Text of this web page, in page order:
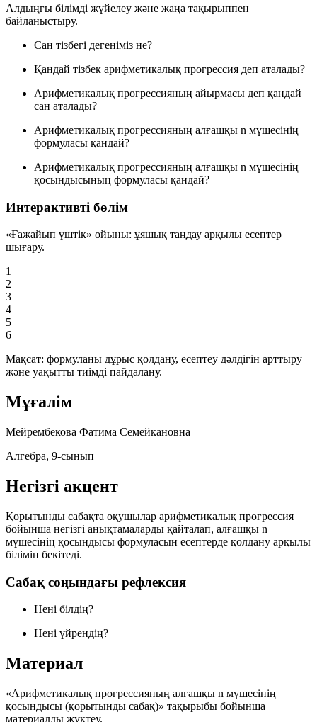
Алдыңғы білімді жүйелеу және жаңа тақырыппен
байланыстыру.
Сан тізбегі дегеніміз не?
Қандай тізбек арифметикалық прогрессия деп аталады?
Арифметикалық прогрессияның айырмасы деп қандай
сан аталады?
Арифметикалық прогрессияның алғашқы n мүшесінің
формуласы қандай?
Арифметикалық прогрессияның алғашқы n мүшесінің
қосындысының формуласы қандай?
Интерактивті бөлім
«Ғажайып үштік» ойыны: ұяшық таңдау арқылы есептер
шығару.
1
2
3
4
5
6
Мақсат: формуланы дұрыс қолдану, есептеу дәлдігін арттыру
және уақытты тиімді пайдалану.
Мұғалім
Мейрембекова Фатима Семейкановна
Алгебра, 9-сынып
Негізгі акцент
Қорытынды сабақта оқушылар арифметикалық прогрессия
бойынша негізгі анықтамаларды қайталап, алғашқы n
мүшесінің қосындысы формуласын есептерде қолдану арқылы
білімін бекітеді.
Сабақ соңындағы рефлексия
Нені білдің?
Нені үйрендің?
Материал
«Арифметикалық прогрессияның алғашқы n мүшесінің
қосындысы (қорытынды сабақ)» тақырыбы бойынша
материалды жүктеу.